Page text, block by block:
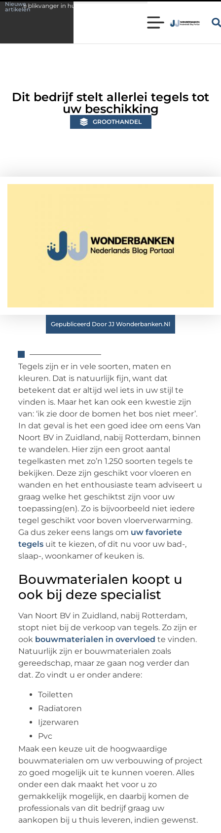
Nieuwe
artikelen
in huis Wonen in een karakteristieke woning in Bunschoten?
Dit bedrijf stelt allerlei tegels tot
uw beschikking
GROOTHANDEL
Gepubliceerd Door JJ Wonderbanken.nl
Tegels zijn er in vele soorten, maten en
kleuren. Dat is natuurlijk fijn, want dat
betekent dat er altijd wel iets in uw stijl te
vinden is. Maar het kan ook een kwestie zijn
van: ‘ik zie door de bomen het bos niet meer’.
In dat geval is het een goed idee om eens Van
Noort BV in Zuidland, nabij Rotterdam, binnen
te wandelen. Hier zijn een groot aantal
tegelkasten met zo’n 1.250 soorten tegels te
bekijken. Deze zijn geschikt voor vloeren en
wanden en het enthousiaste team adviseert u
graag welke het geschiktst zijn voor uw
toepassing(en). Zo is bijvoorbeeld niet iedere
tegel geschikt voor boven vloerverwarming.
Ga dus zeker eens langs om uw favoriete
tegelsuit te kiezen, of dit nu voor uw bad-,
slaap-, woonkamer of keuken is.
Bouwmaterialen koopt u
ook bij deze specialist
Van Noort BV in Zuidland, nabij Rotterdam,
stopt niet bij de verkoop van tegels. Zo zijn er
ook bouwmaterialen in overvloed te vinden.
Natuurlijk zijn er bouwmaterialen zoals
gereedschap, maar ze gaan nog verder dan
dat. Zo vindt u er onder andere:
Toiletten
Radiatoren
Ijzerwaren
Pvc
Maak een keuze uit de hoogwaardige
bouwmaterialen om uw verbouwing of project
zo goed mogelijk uit te kunnen voeren. Alles
onder een dak maakt het voor u zo
gemakkelijk mogelijk, en daarbij komen de
professionals van dit bedrijf graag uw
aankopen bij u thuis leveren, indien gewenst.